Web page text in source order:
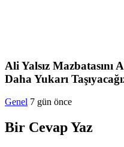
Ali Yalsız Mazbatasını
Daha Yukarı
Genel 7 gün önce
Bir Cevap Yaz